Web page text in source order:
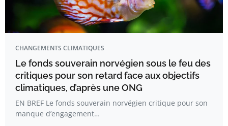
CHANGEMENTS CLIMATIQUES
Le fonds souverain norvégien sous le feu des
critiques pour son retard face aux objectifs
climatiques, d’après une ONG
EN BREF Le fonds souverain norvégien critique pour son
manque d’engagement…